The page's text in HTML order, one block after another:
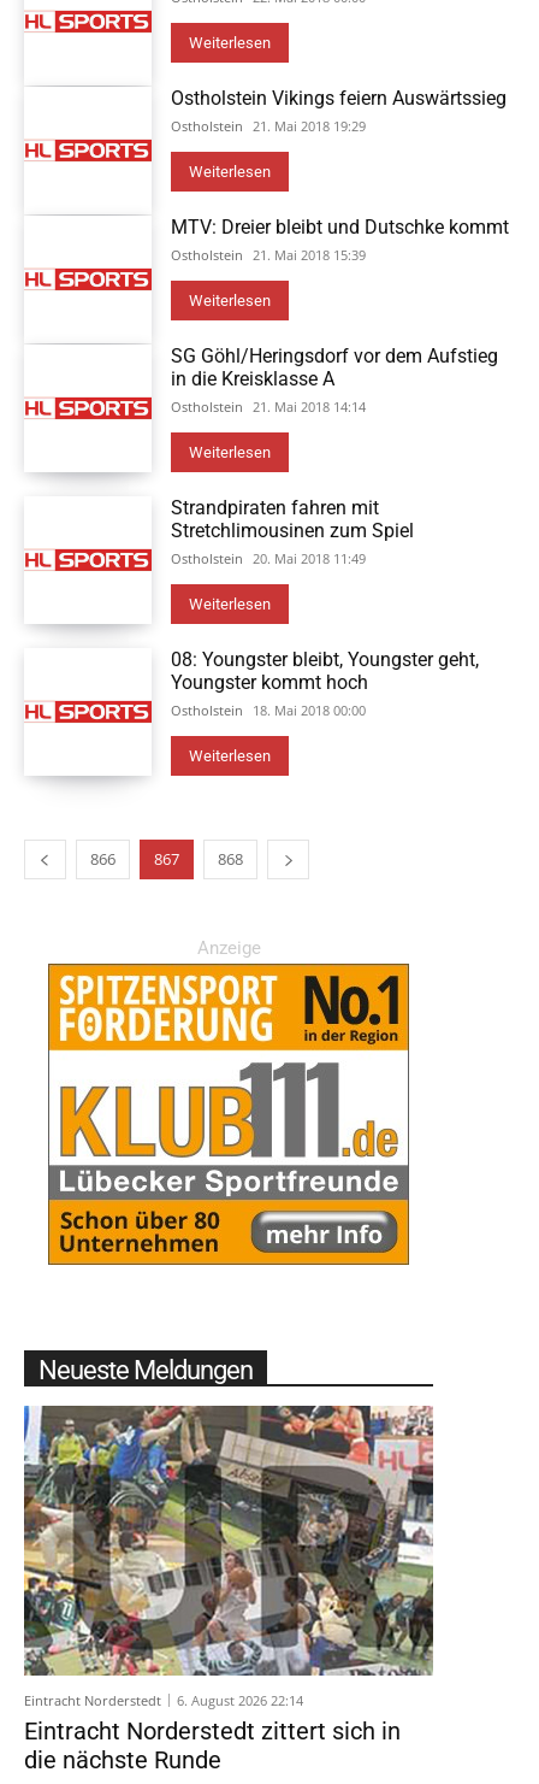
Weiterlesen
Ostholstein Vikings feiern Auswärtssieg
Ostholstein 21. Mai 2018 19:29
Weiterlesen
MTV: Dreier bleibt und Dutschke kommt
Ostholstein 21. Mai 2018 15:39
Weiterlesen
SG Göhl/Heringsdorf vor dem Aufstieg
in die Kreisklasse A
Ostholstein 21. Mai 2018 14:14
Weiterlesen
Strandpiraten fahren mit
Stretchlimousinen zum Spiel
Ostholstein 20. Mai 2018 11:49
Weiterlesen
08: Youngster bleibt, Youngster geht,
Youngster kommt hoch
Ostholstein 18. Mai 2018 00:00
Weiterlesen
866 867 868
Anzeige
Neueste Meldungen
Eintracht Norderstedt 6. August 2026 22:14
Eintracht Norderstedt zittert sich in
die nächste Runde